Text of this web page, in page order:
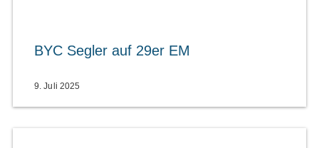
BYC Segler auf 29er EM
9. Juli 2025